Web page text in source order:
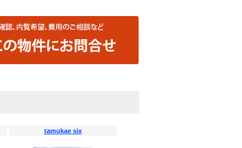
tamukae six